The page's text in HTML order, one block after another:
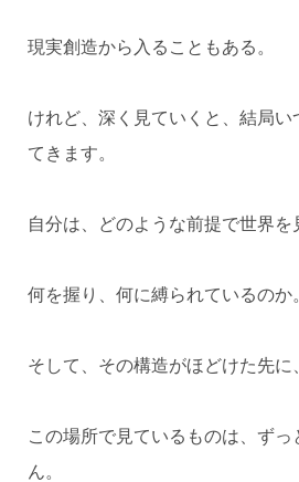
現実創造から入ることもある。
けれど、深く見ていくと、結局い
てきます。
自分は、どのような前提で世界を
何を握り、何に縛られているのか
そして、その構造がほどけた先に
この場所で見ているものは、ず
ん。